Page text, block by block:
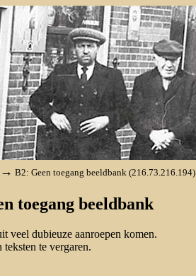
→ B2: Geen toegang beeldbank (216.73.216.194)
toegang beeldbank
veel dubieuze aanroepen komen.
te vergaren.